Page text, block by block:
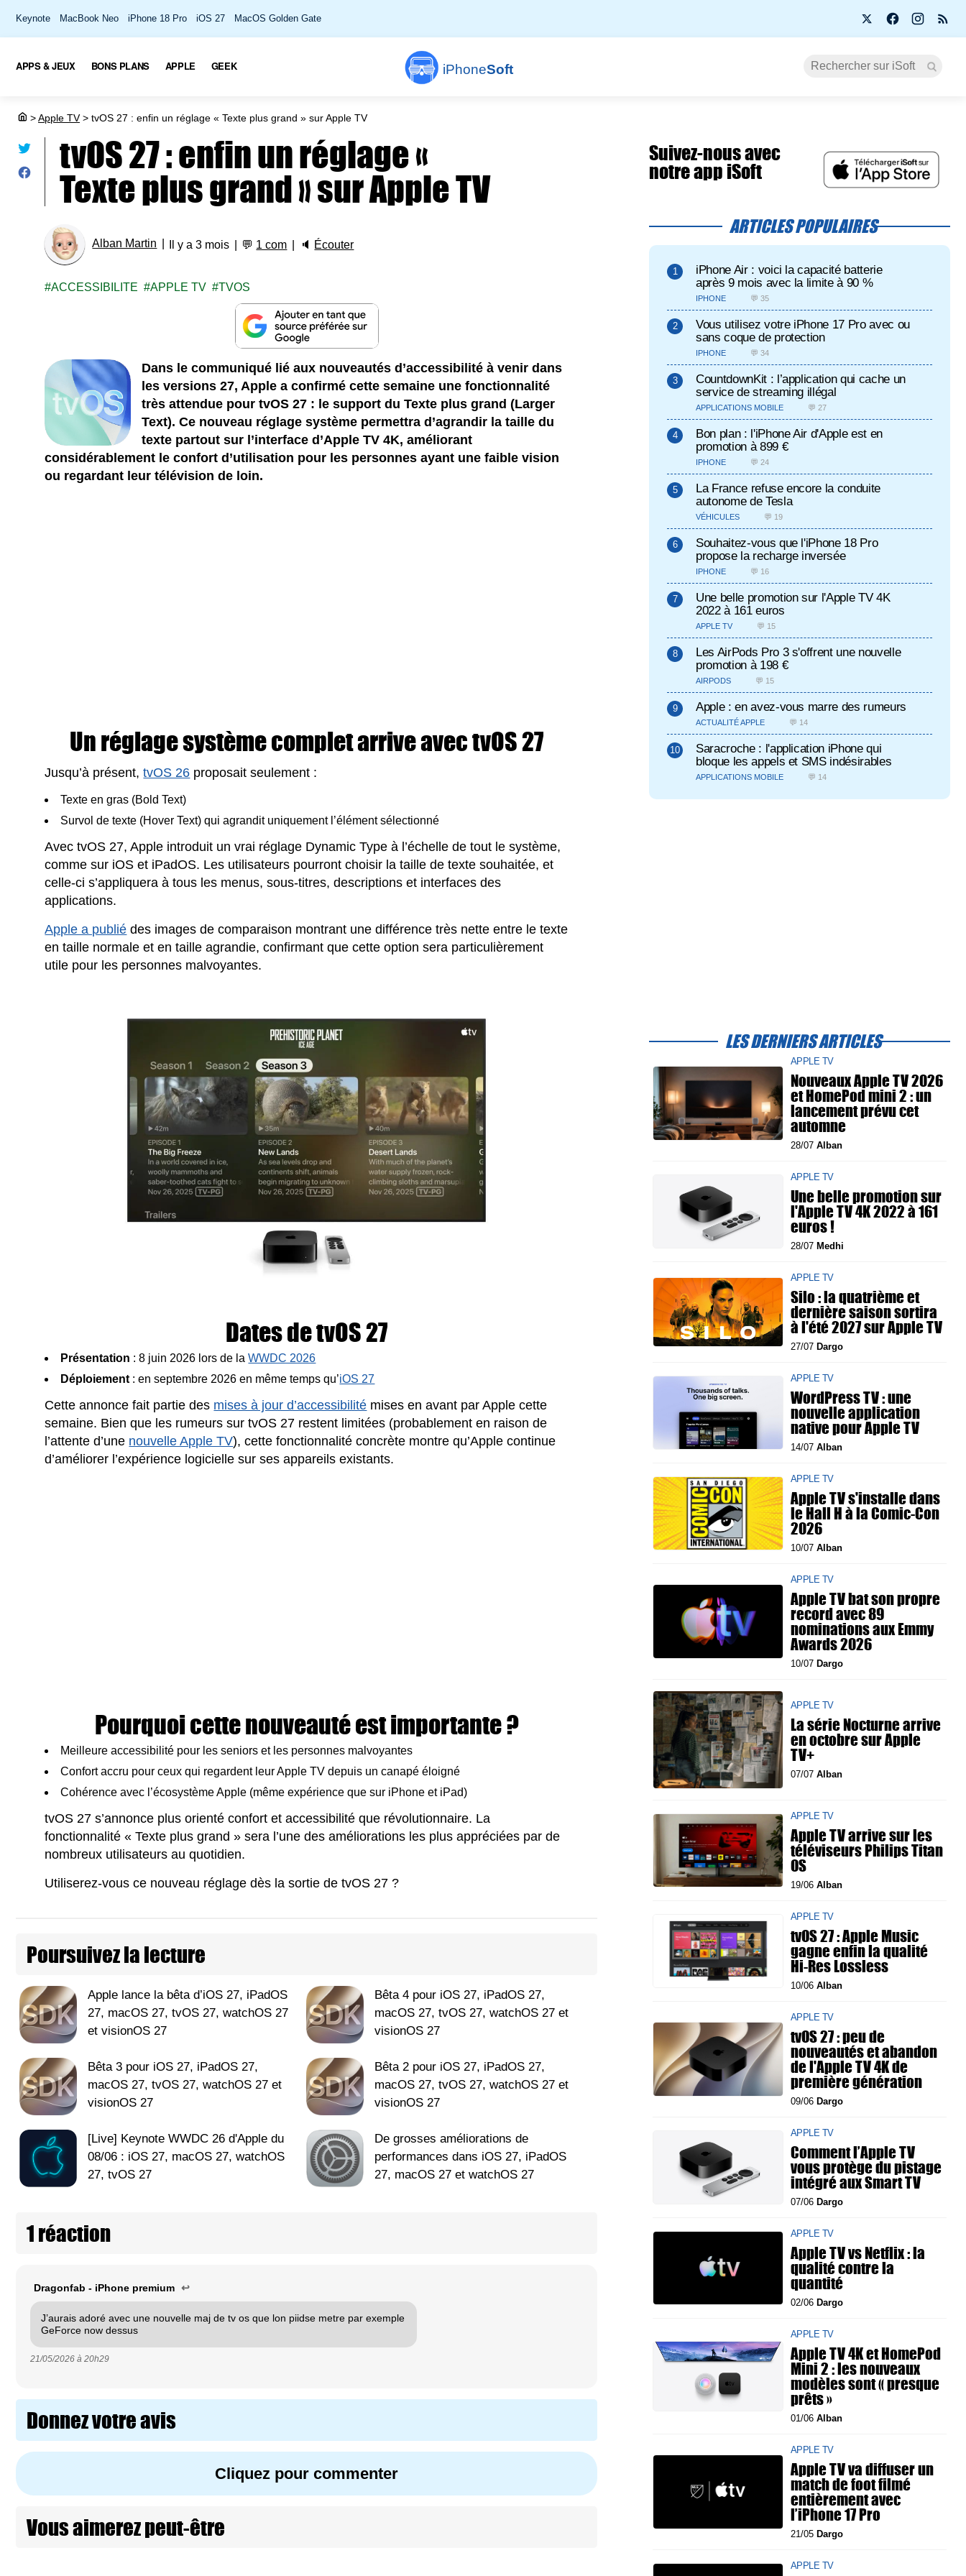
Keynote MacBook Neo iPhone 18 Pro iOS 27 MacOS Golden Gate
iPhoneSoft
APPS & JEUX BONS PLANS APPLE GEEK
>Apple TV > tvOS 27 : enfin un réglage « Texte plus grand » sur Apple TV
tvOS 27 : enfin un réglage «
Texte plus grand » sur Apple TV
Alban Martin Il y a 3 mois 💬 1 com 🔈 Écouter
ACCESSIBILITE APPLE TV TVOS
Dans le communiqué lié aux nouveautés d’accessibilité à venir dans
les versions 27, Apple a confirmé cette semaine une fonctionnalité
très attendue pour tvOS 27 : le support du Texte plus grand (Larger
Text). Ce nouveau réglage système permettra d’agrandir la taille du
texte partout sur l’interface d’Apple TV 4K, améliorant
considérablement le confort d’utilisation pour les personnes ayant une faible vision
ou regardant leur télévision de loin.
Un réglage système complet arrive avec tvOS 27
Jusqu’à présent,tvOS 26 proposait seulement :
Texte en gras (Bold Text)
Survol de texte (Hover Text) qui agrandit uniquement l’élément sélectionné
Avec tvOS 27, Apple introduit un vrai réglage Dynamic Type à l’échelle de tout le système,
comme sur iOS et iPadOS. Les utilisateurs pourront choisir la taille de texte souhaitée, et
celle-ci s’appliquera à tous les menus, sous-titres, descriptions et interfaces des
applications.
Apple a publié des images de comparaison montrant une différence très nette entre le texte
en taille normale et en taille agrandie, confirmant que cette option sera particulièrement
utile pour les personnes malvoyantes.
Dates de tvOS 27
Présentation : 8 juin 2026 lors de laWWDC 2026
Déploiement : en septembre 2026 en même temps qu’iOS 27
Cette annonce fait partie des mises à jour d’accessibilité mises en avant par Apple cette
semaine. Bien que les rumeurs sur tvOS 27 restent limitées (probablement en raison de
l’attente d’une nouvelle Apple TV), cette fonctionnalité concrète montre qu’Apple continue
d’améliorer l’expérience logicielle sur ses appareils existants.
Pourquoi cette nouveauté est importante ?
Meilleure accessibilité pour les seniors et les personnes malvoyantes
Confort accru pour ceux qui regardent leur Apple TV depuis un canapé éloigné
Cohérence avec l’écosystème Apple (même expérience que sur iPhone et iPad)
tvOS 27 s’annonce plus orienté confort et accessibilité que révolutionnaire. La
fonctionnalité « Texte plus grand » sera l’une des améliorations les plus appréciées par de
nombreux utilisateurs au quotidien.
Utiliserez-vous ce nouveau réglage dès la sortie de tvOS 27 ?
Poursuivez la lecture
Apple lance la bêta d’iOS 27, iPadOS
27, macOS 27, tvOS 27, watchOS 27
et visionOS 27
Bêta 4 pour iOS 27, iPadOS 27,
macOS 27, tvOS 27, watchOS 27 et
visionOS 27
Bêta 3 pour iOS 27, iPadOS 27,
macOS 27, tvOS 27, watchOS 27 et
visionOS 27
Bêta 2 pour iOS 27, iPadOS 27,
macOS 27, tvOS 27, watchOS 27 et
visionOS 27
[Live] Keynote WWDC 26 d'Apple du
08/06 : iOS 27, macOS 27, watchOS
27, tvOS 27
De grosses améliorations de
performances dans iOS 27, iPadOS
27, macOS 27 et watchOS 27
1 réaction
Dragonfab - iPhone premium ↩
J’aurais adoré avec une nouvelle maj de tv os que lon piidse metre par exemple
GeForce now dessus
21/05/2026 à 20h29
Donnez votre avis
Cliquez pour commenter
Vous aimerez peut-être
Suivez-nous avec
notre app iSoft
ARTICLES POPULAIRES
iPhone Air : voici la capacité batterie
après 9 mois avec la limite à 90 %
IPHONE 💬 35
Vous utilisez votre iPhone 17 Pro avec ou
sans coque de protection
IPHONE 💬 34
CountdownKit : l’application qui cache un
service de streaming illégal
APPLICATIONS MOBILE 💬 27
Bon plan : l'iPhone Air d'Apple est en
promotion à 899 €
IPHONE 💬 24
La France refuse encore la conduite
autonome de Tesla
VÉHICULES 💬 19
Souhaitez-vous que l'iPhone 18 Pro
propose la recharge inversée
IPHONE 💬 16
Une belle promotion sur l'Apple TV 4K
2022 à 161 euros
APPLE TV 💬 15
Les AirPods Pro 3 s'offrent une nouvelle
promotion à 198 €
AIRPODS 💬 15
Apple : en avez-vous marre des rumeurs
ACTUALITÉ APPLE 💬 14
Saracroche : l'application iPhone qui
bloque les appels et SMS indésirables
APPLICATIONS MOBILE 💬 14
LES DERNIERS ARTICLES
APPLE TV
Nouveaux Apple TV 2026
et HomePod mini 2 : un
lancement prévu cet
automne
28/07 Alban
APPLE TV
Une belle promotion sur
l'Apple TV 4K 2022 à 161
euros !
28/07 Medhi
APPLE TV
Silo : la quatrième et
dernière saison sortira
à l'été 2027 sur Apple TV
27/07 Dargo
APPLE TV
WordPress TV : une
nouvelle application
native pour Apple TV
14/07 Alban
APPLE TV
Apple TV s'installe dans
le Hall H à la Comic-Con
2026
10/07 Alban
APPLE TV
Apple TV bat son propre
record avec 89
nominations aux Emmy
Awards 2026
10/07 Dargo
APPLE TV
La série Nocturne arrive
en octobre sur Apple
TV+
07/07 Alban
APPLE TV
Apple TV arrive sur les
téléviseurs Philips Titan
OS
19/06 Alban
APPLE TV
tvOS 27 : Apple Music
gagne enfin la qualité
Hi-Res Lossless
10/06 Alban
APPLE TV
tvOS 27 : peu de
nouveautés et abandon
de l'Apple TV 4K de
première génération
09/06 Dargo
APPLE TV
Comment l’Apple TV
vous protège du pistage
intégré aux Smart TV
07/06 Dargo
APPLE TV
Apple TV vs Netflix : la
qualité contre la
quantité
02/06 Dargo
APPLE TV
Apple TV 4K et HomePod
Mini 2 : les nouveaux
modèles sont « presque
prêts »
01/06 Alban
APPLE TV
Apple TV va diffuser un
match de foot filmé
entièrement avec
l’iPhone 17 Pro
21/05 Dargo
APPLE TV